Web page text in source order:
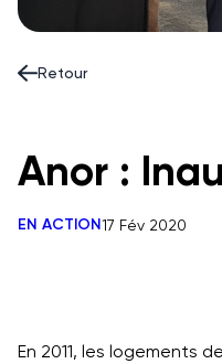
Retour
Anor :
EN ACTION17 Fév 2020
En 2011, les logements